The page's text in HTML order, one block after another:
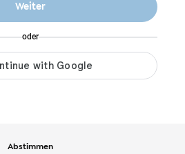
Weiter
oder
Abstimmen